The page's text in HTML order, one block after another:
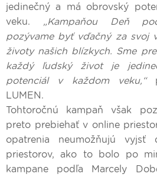
jedinečný a má obrovský
veku. „Kampaňou Deň
pozývame byť vďačný za svoj
životy našich blízkych. Sme
každý ľudský život je
potenciál v každom veku,“
LUMEN.
Tohtoročnú kampaň však
preto prebiehať v online
opatrenia neumožňujú
priestorov, ako to bolo po
kampane podľa Marcely